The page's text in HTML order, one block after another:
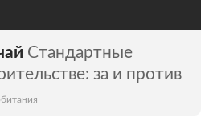
Стандартные
за и против